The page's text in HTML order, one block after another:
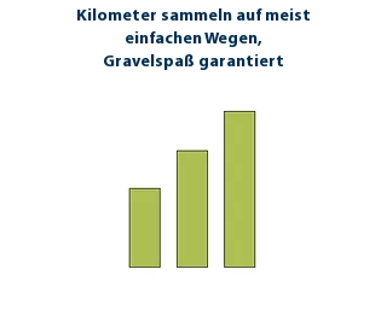
Kilometer sammeln auf meist
einfachen Wegen,
Gravelspaß garantiert